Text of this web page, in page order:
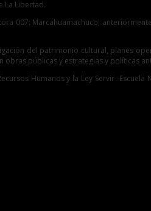
La Libertad.
007: Marcahuamachuco;
del patrimonio cultural, planes
públicas y estrategias y políticas
Humanos y la Ley Servir -Escuela